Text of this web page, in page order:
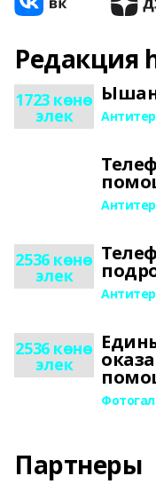
Редакция
1723 көнө
элек
2536 көнө
элек
2536 көнө
элек
Партнеры